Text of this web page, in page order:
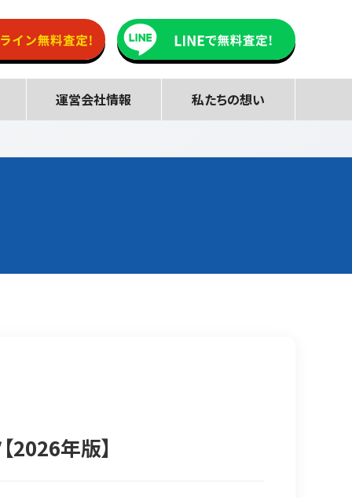
運営会社情報 私たちの想い
2026年版】